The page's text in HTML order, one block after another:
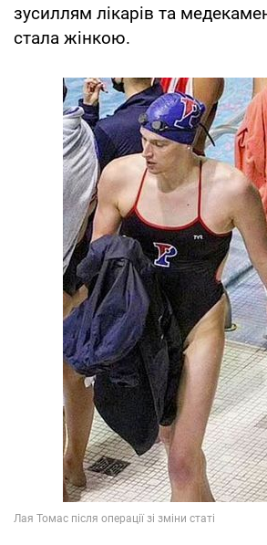
зусиллям лікарів та
стала жінкою.